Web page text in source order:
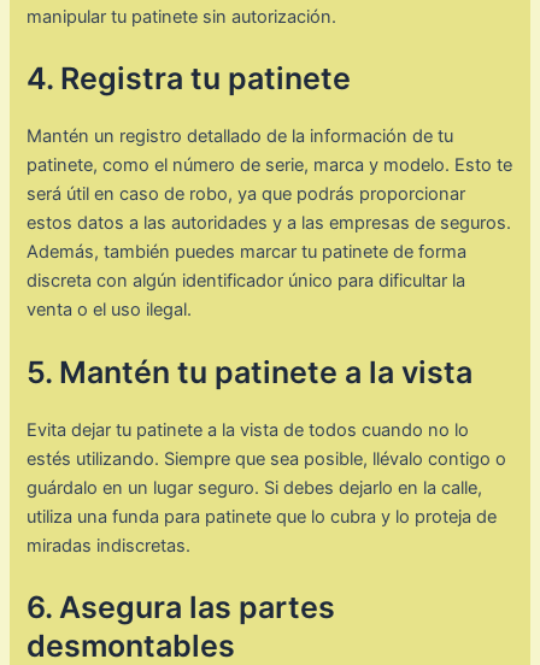
manipular tu patinete sin autorización.
4. Registra tu patinete
Mantén un registro detallado de la información de tu
patinete, como el número de serie, marca y modelo. Esto te
será útil en caso de robo, ya que podrás proporcionar
estos datos a las autoridades y a las empresas de seguros.
Además, también puedes marcar tu patinete de forma
discreta con algún identificador único para dificultar la
venta o el uso ilegal.
5. Mantén tu patinete a la vista
Evita dejar tu patinete a la vista de todos cuando no lo
estés utilizando. Siempre que sea posible, llévalo contigo o
guárdalo en un lugar seguro. Si debes dejarlo en la calle,
utiliza una funda para patinete que lo cubra y lo proteja de
miradas indiscretas.
6. Asegura las partes
desmontables